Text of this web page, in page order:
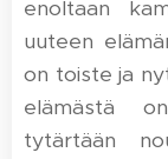
enoltaan
uuteen
on toiste ja
elämästä
tytärtään